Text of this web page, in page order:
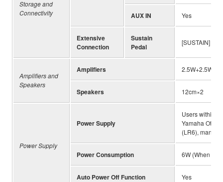
Storage and
Connectivity
AUX IN Yes
Extensive
Connection
Sustain
Pedal
[SUSTAIN] x 1
Amplifiers and
Speakers
Amplifiers 2.5W+2.5W
Speakers 12cm×2
Power Supply
Power Supply
Users within
Yamaha
(LR6),
Power Consumption 6W (When
Auto Power Off Function Yes